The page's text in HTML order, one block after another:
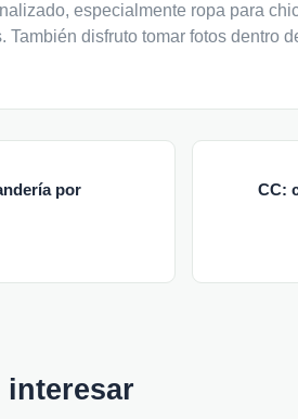
especialmente ropa para
También disfruto tomar fotos dentro
por
CC:
interesar